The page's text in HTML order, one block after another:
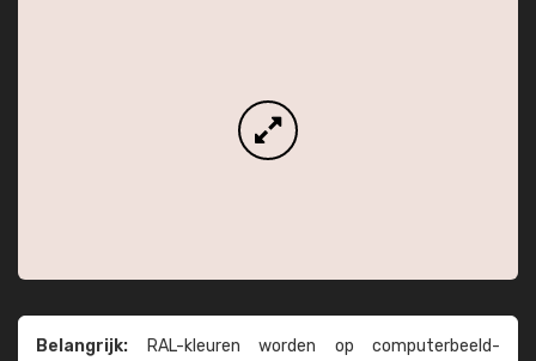
Belangrijk: RAL-kleuren worden op computer­beeld­